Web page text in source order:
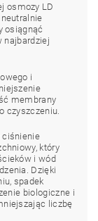
osmozy LD
osiągnąć
najbardziej
i
membrany
czyszczeniu.
ciśnienie
który
i wód
Dzięki
spadek
biologiczne i
liczbę